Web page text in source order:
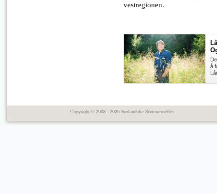
vestregionen.
å
Copyright © 2008 - 2026 Sørlandske Sommernetter